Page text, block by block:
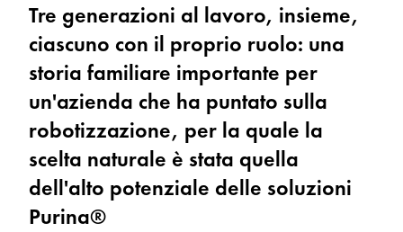
Tre generazioni al lavoro, insieme,
ciascuno con il proprio ruolo: una
storia familiare importante per
un'azienda che ha puntato sulla
robotizzazione, per la quale la
scelta naturale è stata quella
dell'alto potenziale delle soluzioni
Purina®